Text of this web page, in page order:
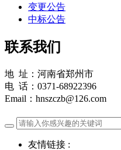
变更公告
中标公告
联系我们
地 址：河南省郑州市
电 话：0371-68922396
Email：hnszczb@126.com
友情链接 :